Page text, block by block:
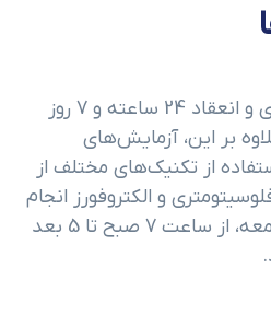
آزمایشات روتین هماتولوژی و انعقاد 24 ساعته و 7 روز
بر این، آزمایش‌های
از تکنیک‌های مختلف از
و الکتروفورز انجام
می‌شوند و از دوشنبه تا جمعه، از ساعت 7 صبح تا 5 بعد